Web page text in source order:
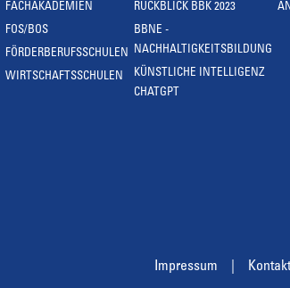
FACHAKADEMIEN
FOS/BOS
FÖRDERBERUFSSCHULEN
WIRTSCHAFTSSCHULEN
RÜCKBLICK BBK 2023
BBNE -
NACHHALTIGKEITSBILDUNG
KÜNSTLICHE INTELLIGENZ
CHATGPT
Impressum Kontakt